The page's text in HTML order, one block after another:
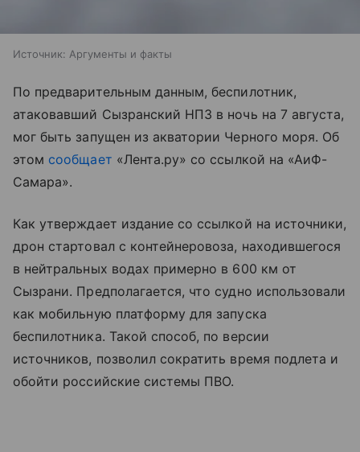
Источник: Аргументы и факты
По предварительным данным, беспилотник,
атаковавший Сызранский НПЗ в ночь на 7 августа,
мог быть запущен из акватории Черного моря. Об
этом сообщает «Лента.ру» со ссылкой на «АиФ-
Самара».
Как утверждает издание со ссылкой на источники,
дрон стартовал с контейнеровоза, находившегося
в нейтральных водах примерно в 600 км от
Сызрани. Предполагается, что судно использовали
как мобильную платформу для запуска
беспилотника. Такой способ, по версии
источников, позволил сократить время подлета и
обойти российские системы ПВО.